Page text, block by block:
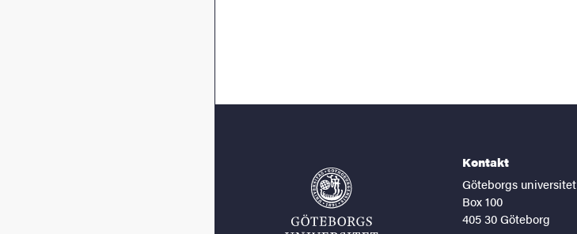
Kontakt
Göteborgs universitet
Box 100
405 30 Göteborg